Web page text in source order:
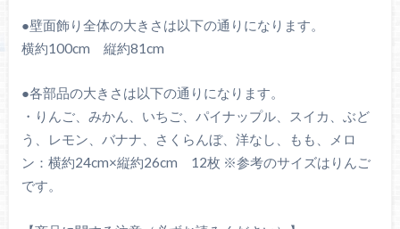
●壁面飾り全体の大きさは以下の通りになります。
横約100cm 縦約81cm
●各部品の大きさは以下の通りになります。
・りんご、みかん、いちご、パイナップル、スイカ、ぶど
う、レモン、バナナ、さくらんぼ、洋なし、もも、メロ
ン：横約24cm×縦約26cm 12枚 ※参考のサイズはりんご
です。